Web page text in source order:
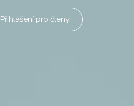
Přihlášení pro členy